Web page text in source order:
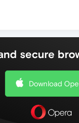
secure
Download